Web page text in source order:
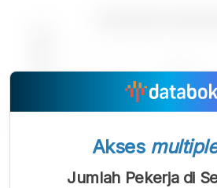
Akses
Jumlah Pekerja di